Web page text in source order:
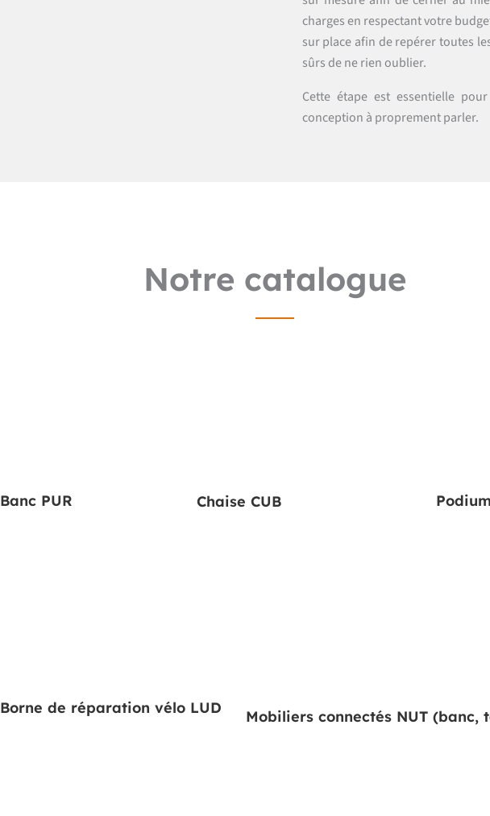
charges en respectant votre
sur place afin de repérer toutes
sûrs de ne rien oublier.
Cette étape est essentielle
conception à proprement parler.
Notre catalogue
Banc PUR Chaise CUB
Borne de réparation vélo LUD
Mobiliers connectés NUT (banc,